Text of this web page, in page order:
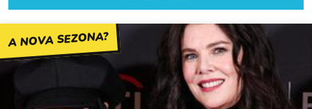
A NOVA SEZONA?